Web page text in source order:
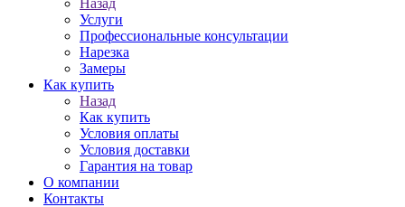
Назад
Услуги
Профессиональные консультации
Нарезка
Замеры
Как купить
Назад
Как купить
Условия оплаты
Условия доставки
Гарантия на товар
О компании
Контакты